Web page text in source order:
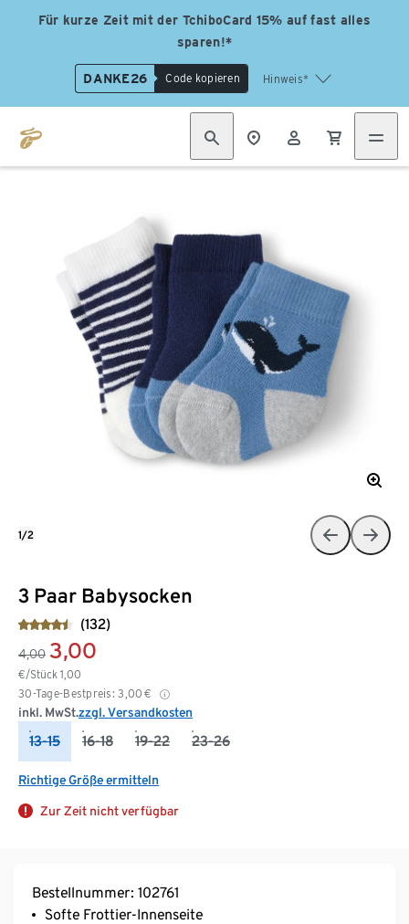
Für kurze Zeit mit der TchiboCard 15% auf fast alles
sparen!*
DANKE26 Code kopieren Hinweis*
3 Paar Babysocken
(132)
4,00 3,00
€/Stück 1,00
30-Tage-Bestpreis: 3,00 €
inkl. MwSt.zzgl. Versandkosten
13-15 16-18 19-22 23-26
Richtige Größe ermitteln
Zur Zeit nicht verfügbar
1/2
Bestellnummer: 102761
Softe Frottier-Innenseite